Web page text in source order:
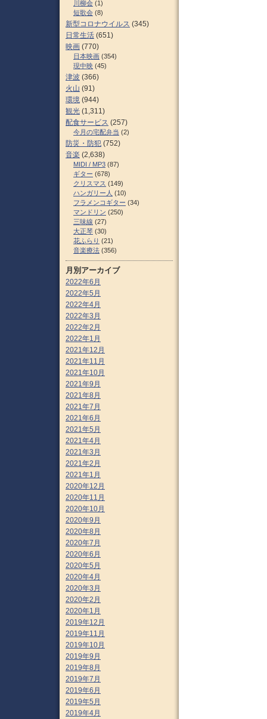
川柳会 (1)
短歌会 (8)
新型コロナウイルス (345)
日常生活 (651)
映画 (770)
日本映画 (354)
現中映 (45)
津波 (366)
火山 (91)
環境 (944)
観光 (1,311)
配食サービス (257)
今月の宅配弁当 (2)
防災・防犯 (752)
音楽 (2,638)
MIDI / MP3 (87)
ギター (678)
クリスマス (149)
ハンガリー人 (10)
フラメンコギター (34)
マンドリン (250)
三味線 (27)
大正琴 (30)
花ふらり (21)
音楽療法 (356)
月別アーカイブ
2022年6月
2022年5月
2022年4月
2022年3月
2022年2月
2022年1月
2021年12月
2021年11月
2021年10月
2021年9月
2021年8月
2021年7月
2021年6月
2021年5月
2021年4月
2021年3月
2021年2月
2021年1月
2020年12月
2020年11月
2020年10月
2020年9月
2020年8月
2020年7月
2020年6月
2020年5月
2020年4月
2020年3月
2020年2月
2020年1月
2019年12月
2019年11月
2019年10月
2019年9月
2019年8月
2019年7月
2019年6月
2019年5月
2019年4月